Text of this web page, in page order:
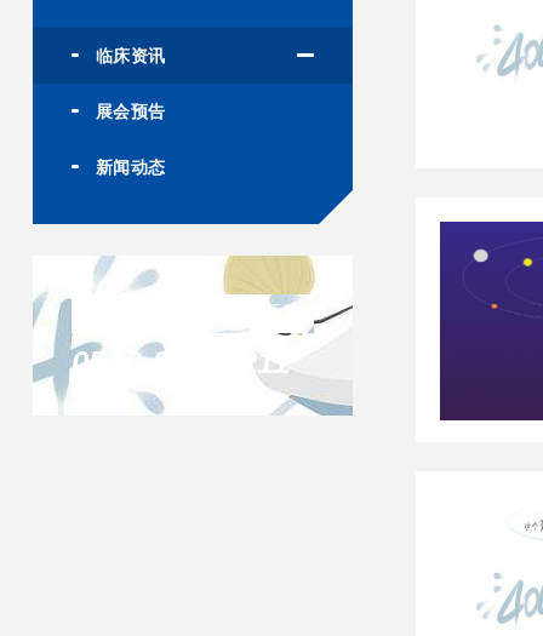
临床资讯
展会预告
新闻动态
联系凯发天生赢家
0516-87732211